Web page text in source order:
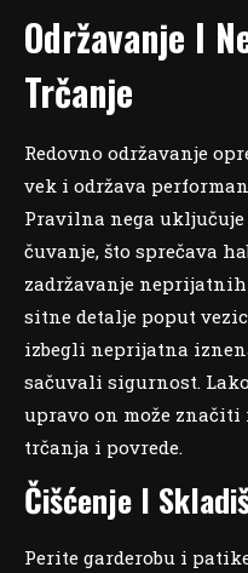
Održavanje I
Trčanje
Redovno održavanje
vek i održava
Pravilna nega
čuvanje, što sprečava
zadržavanje
sitne detalje poput
izbegli neprijatna
sačuvali sigurnost.
upravo on može
trčanja i povrede.
Čišćenje I
Perite garderobu i